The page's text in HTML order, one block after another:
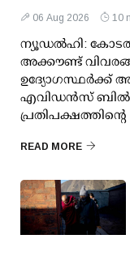
06 Aug 2026 10
ന്യൂഡല്‍ഹി:
അക്കൗണ്ട്
എവിഡന്‍സ് ബില്‍
പ്രതിപക്ഷത്തിന്റെ
READ MORE